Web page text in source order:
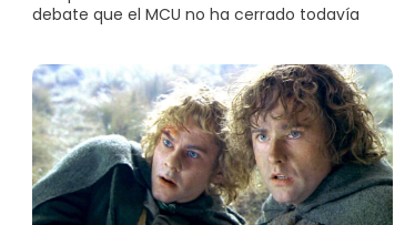
debate que el MCU no ha cerrado todavía